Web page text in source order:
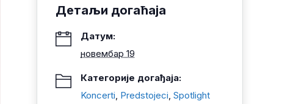
Детаљи догаћаја
Датум:
новембар 19
Категорије догађаја:
Koncerti, Predstojeci,Spotlight